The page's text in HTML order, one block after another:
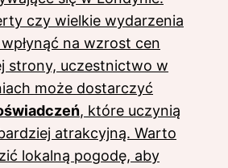
czy wielkie wydarzenia
na wzrost cen
strony, uczestnictwo w
może dostarczyć
, które uczynią
atrakcyjną. Warto
lokalną pogodę, aby